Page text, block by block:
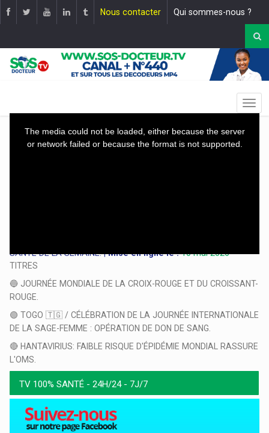
Nous contacter Qui sommes-nous ?
The media could not be loaded, either because the server
or network failed or because the format is not supported.
SANTÉ DE LA SEMAINE. |Mise en ligne le : 10 mai 2026
TITRES
🔵 JOURNÉE MONDIALE DE LA CROIX-ROUGE ET DU CROISSANT-
ROUGE.
🟢 TOGO 🇹🇬 / CÉLÉBRATION DE LA JOURNÉE INTERNATIONALE
DE LA SAGE-FEMME : OPÉRATION DE DON DE SANG.
🔴 HANTAVIRIUS: FAIBLE RISQUE D'ÉPIDÉMIE MONDIAL RASSURE
L'OMS.
TV 100% SANTÉ - 24H/24 - 7J/7